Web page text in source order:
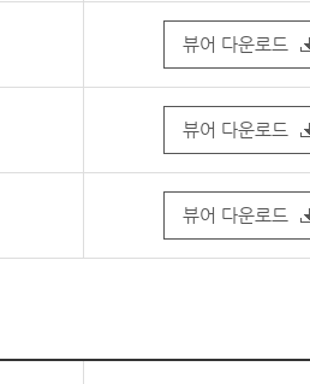
뷰어 다운로드
뷰어 다운로드
뷰어 다운로드